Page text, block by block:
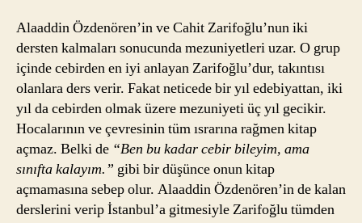
Alaaddin Özdenören’in ve Cahit Zarifoğlu’nun iki
dersten kalmaları sonucunda mezuniyetleri uzar. O grup
içinde cebirden en iyi anlayan Zarifoğlu’dur, takıntısı
olanlara ders verir. Fakat neticede bir yıl edebiyattan, iki
yıl da cebirden olmak üzere mezuniyeti üç yıl gecikir.
Hocalarının ve çevresinin tüm ısrarına rağmen kitap
açmaz. Belki de “Ben bu kadar cebir bileyim, ama
sınıfta kalayım.” gibi bir düşünce onun kitap
açmamasına sebep olur. Alaaddin Özdenören’in de kalan
derslerini verip İstanbul’a gitmesiyle Zarifoğlu tümden